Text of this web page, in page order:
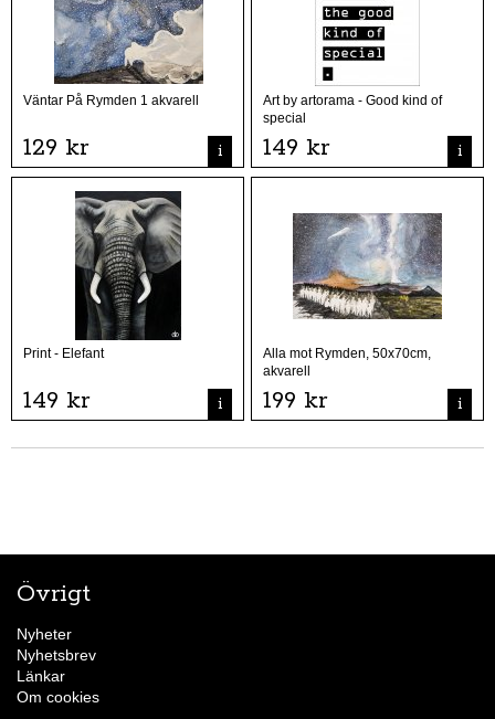
Väntar På Rymden 1 akvarell
129 kr i
Art by artorama - Good kind of
special
149 kr i
Print - Elefant
149 kr i
Alla mot Rymden, 50x70cm,
akvarell
199 kr i
Övrigt
Nyheter
Nyhetsbrev
Länkar
Om cookies